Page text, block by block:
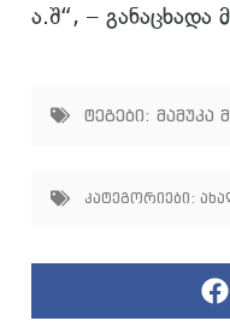
ა.შ“, – განაცხადა
ტეგები: მამუკა
კატეგორიები: